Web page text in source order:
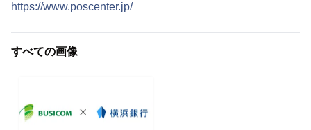
https://www.poscenter.jp/
すべての画像